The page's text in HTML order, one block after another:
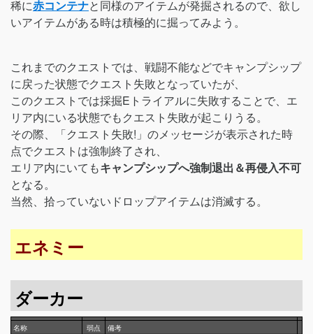
稀に赤コンテナと同様のアイテムが発掘されるので、欲し
いアイテムがある時は積極的に掘ってみよう。
これまでのクエストでは、戦闘不能などでキャンプシップ
に戻った状態でクエスト失敗となっていたが、
このクエストでは採掘Eトライアルに失敗することで、エ
リア内にいる状態でもクエスト失敗が起こりうる。
その際、「クエスト失敗!」のメッセージが表示された時
点でクエストは強制終了され、
エリア内にいてもキャンプシップへ強制退出＆再侵入不可
となる。
当然、拾っていないドロップアイテムは消滅する。
エネミー
ダーカー
名称 弱点
備考